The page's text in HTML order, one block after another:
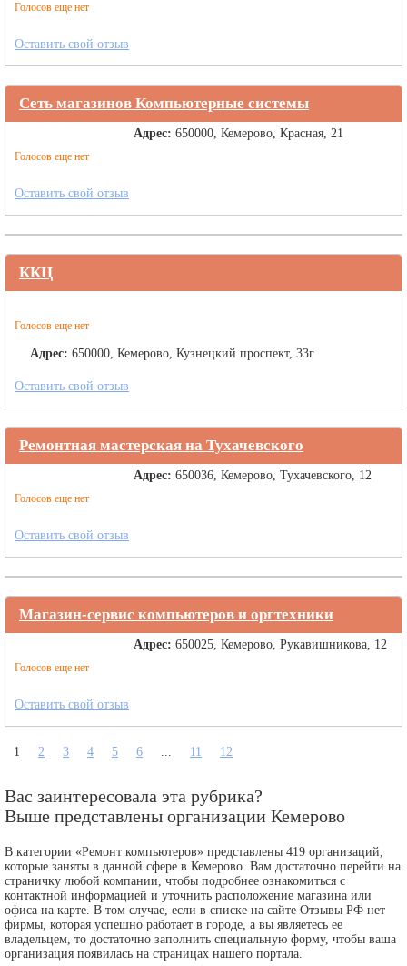
Голосов еще нет
Оставить свой отзыв
Сеть магазинов Компьютерные системы
Голосов еще нет
Адрес: 650000, Кемерово, Красная, 21
Оставить свой отзыв
ККЦ
Голосов еще нет
Адрес: 650000, Кемерово, Кузнецкий проспект, 33г
Оставить свой отзыв
Ремонтная мастерская на Тухачевского
Голосов еще нет
Адрес: 650036, Кемерово, Тухачевского, 12
Оставить свой отзыв
Магазин-сервис компьютеров и оргтехники
Голосов еще нет
Адрес: 650025, Кемерово, Рукавишникова, 12
Оставить свой отзыв
1 2 3 4 5 6 ... 11 12
Вас заинтересовала эта рубрика?
Выше представлены организации Кемерово
В категории «Ремонт компьютеров» представлены 419 организаций,
которые заняты в данной сфере в Кемерово. Вам достаточно перейти на
страничку любой компании, чтобы подробнее ознакомиться с
контактной информацией и уточнить расположение магазина или
офиса на карте. В том случае, если в списке на сайте Отзывы РФ нет
фирмы, которая успешно работает в городе, а вы являетесь ее
владельцем, то достаточно заполнить специальную форму, чтобы ваша
организация появилась на страницах нашего портала.